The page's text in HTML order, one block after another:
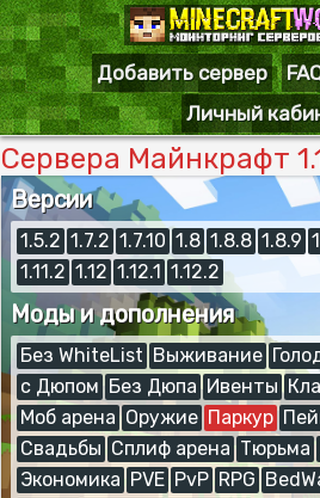
Добавить сервер
Личный
Сервера Майнкрафт
Версии
1.5.2 1.7.2 1.7.10 1.8 1.8.8 1.8.9
1.11.2 1.12 1.12.1 1.12.2
Моды и дополнения
Без WhiteList Выживание
с Дюпом Без Дюпа Ивенты
Моб арена Оружие Паркур
Свадьбы Сплиф арена Тюрьма
Экономика PVE PvP RPG